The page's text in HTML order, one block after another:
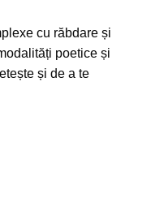
cu răbdare și
poetice și
și de a te